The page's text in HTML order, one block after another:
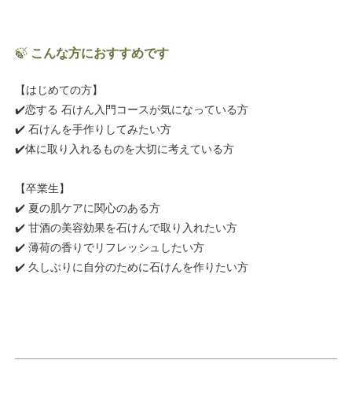
🍃 こんな方におすすめです
【はじめての方】
✔️恋する 石けん入門コースが気になっている方
✔️ 石けんを手作りしてみたい方
✔️体に取り入れるものを大切に考えている方
【卒業生】
✔️ 夏の肌ケアに関心のある方
✔️ 甘酒の美容効果を石けんで取り入れたい方
✔️ 薄荷の香りでリフレッシュしたい方
✔️ 久しぶりに自分のために石けんを作りたい方